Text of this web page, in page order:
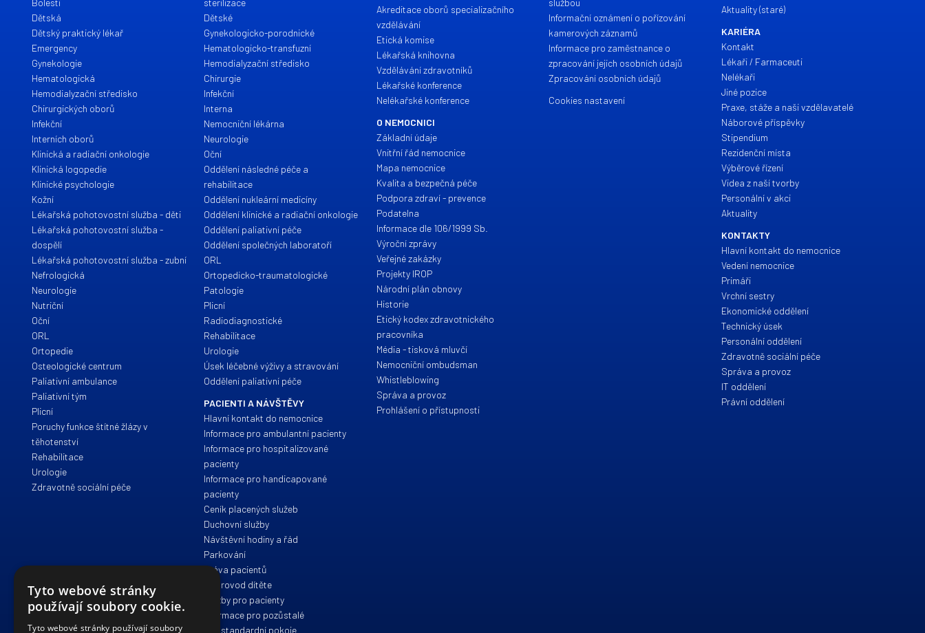
Bolesti
Dětská
Dětský praktický lékař
Emergency
Gynekologie
Hematologická
Hemodialyzační středisko
Chirurgických oborů
Infekční
Interních oborů
Klinická a radiační onkologie
Klinická logopedie
Klinické psychologie
Kožní
Lékařská pohotovostní služba - děti
Lékařská pohotovostní služba -
dospělí
Lékařská pohotovostní služba - zubní
Nefrologická
Neurologie
Nutriční
Oční
ORL
Ortopedie
Osteologické centrum
Paliativní ambulance
Paliativní tým
Plicní
Poruchy funkce štítné žlázy v
těhotenství
Rehabilitace
Urologie
Zdravotně sociální péče
sterilizace
Dětské
Gynekologicko-porodnické
Hematologicko-transfuzní
Hemodialyzační středisko
Chirurgie
Infekční
Interna
Nemocniční lékárna
Neurologie
Oční
Oddělení následné péče a
rehabilitace
Oddělení nukleární medicíny
Oddělení klinické a radiační onkologie
Oddělení paliativní péče
Oddělení společných laboratoří
ORL
Ortopedicko-traumatologické
Patologie
Plicní
Radiodiagnostické
Rehabilitace
Urologie
Úsek léčebné výživy a stravování
Oddělení paliativní péče
PACIENTI A NÁVŠTĚVY
Hlavní kontakt do nemocnice
Informace pro ambulantní pacienty
Informace pro hospitalizované
pacienty
Informace pro handicapované
pacienty
Ceník placených služeb
Duchovní služby
Návštěvní hodiny a řád
Parkování
Práva pacientů
Doprovod dítěte
Služby pro pacienty
Informace pro pozůstalé
Nadstandardní pokoje
Akreditace oborů specializačního
vzdělávání
Etická komise
Lékařská knihovna
Vzdělávání zdravotníků
Lékařské konference
Nelékařské konference
O NEMOCNICI
Základní údaje
Vnitřní řád nemocnice
Mapa nemocnice
Kvalita a bezpečná péče
Podpora zdraví - prevence
Podatelna
Informace dle 106/1999 Sb.
Výroční zprávy
Veřejné zakázky
Projekty IROP
Národní plán obnovy
Historie
Etický kodex zdravotnického
pracovníka
Média - tisková mluvčí
Nemocniční ombudsman
Whistleblowing
Správa a provoz
Prohlášení o přístupnosti
službou
Informační oznámení o pořízování
kamerových záznamů
Informace pro zaměstnance o
zpracování jejich osobních údajů
Zpracování osobních údajů
Cookies nastavení
Aktuality (staré)
KARIÉRA
Kontakt
Lékaři / Farmaceuti
Nelékaři
Jiné pozice
Praxe, stáže a naši vzdělavatelé
Náborové příspěvky
Stipendium
Rezidenční místa
Výběrové řízení
Videa z naší tvorby
Personální v akci
Aktuality
KONTAKTY
Hlavní kontakt do nemocnice
Vedení nemocnice
Primáři
Vrchní sestry
Ekonomické oddělení
Technický úsek
Personální oddělení
Zdravotně sociální péče
Správa a provoz
IT oddělení
Právní oddělení
Tyto webové stránky
používají soubory cookie.
Tyto webové stránky používají soubory